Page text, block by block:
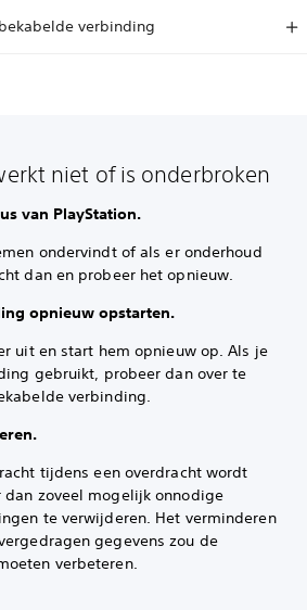
verbinding
niet of is onderbroken
van PlayStation.
ondervindt of als er onderhoud
dan en probeer het opnieuw.
opnieuw opstarten.
uit en start hem opnieuw op. Als je
gebruikt, probeer dan over te
verbinding.
tijdens een overdracht wordt
zoveel mogelijk onnodige
te verwijderen. Het verminderen
gegevens zou de
verbeteren.